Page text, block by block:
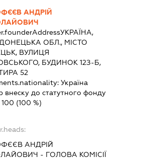
АНДРІЙ
УКРАЇНА,
ДОНЕЦЬКА ОБЛ., МІСТО
ВУЛИЦЯ
БУДИНОК 12З-Б,
52
Україна
внеску до статутного фонду
100 (100 %)
АНДРІЙ
- ГОЛОВА КОМІСІЇ